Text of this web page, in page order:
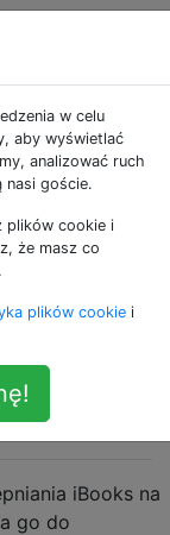
iBooks na
go do
w celu
aby wyświetlać
analizować ruch
nasi goście.
plików cookie i
że masz co
plików cookie i